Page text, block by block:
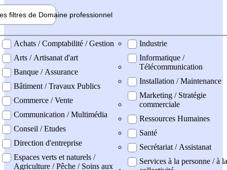
filtres de Domaine professionnel
professionel
Achats / Comptabilité / Gestion
Arts / Artisanat d'art
Banque / Assurance
Bâtiment / Travaux Publics
Commerce / Vente
Communication / Multimédia
Conseil / Etudes
Direction d'entreprise
Espaces verts et naturels /
Agriculture / Pêche / Soins aux
Industrie
Informatique /
Télécommunication
Installation / Maintenance
Marketing / Stratégie
commerciale
Ressources Humaines
Santé
Secrétariat / Assistanat
Services à la personne / à la